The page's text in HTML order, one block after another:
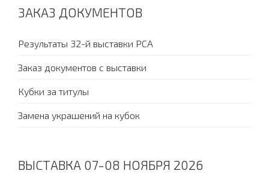
ЗАКАЗ ДОКУМЕНТОВ
Результаты 32-й выставки PCA
Заказ документов с выставки
Кубки за титулы
Замена украшений на кубок
ВЫСТАВКА 07-08 НОЯБРЯ 2026